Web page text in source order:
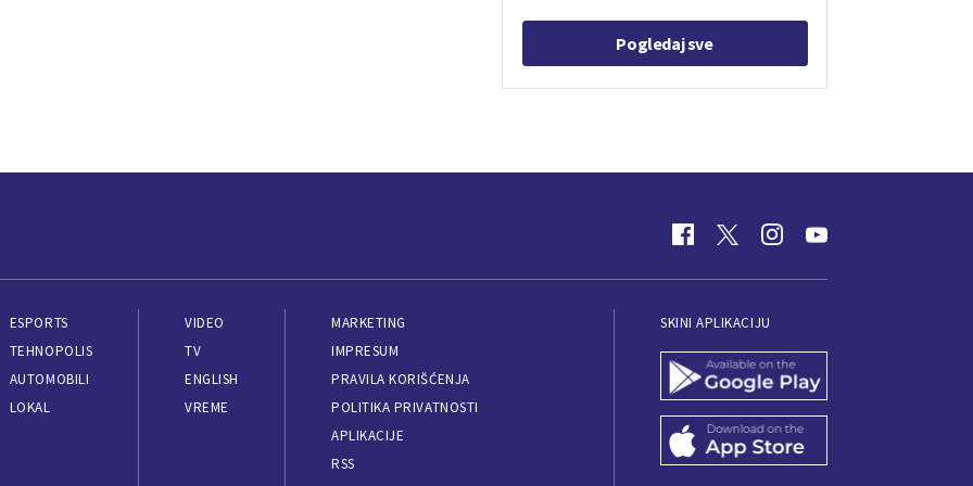
Pogledaj sve
ESPORTS
TEHNOPOLIS
AUTOMOBILI
LOKAL
VIDEO
TV
ENGLISH
VREME
MARKETING
IMPRESUM
PRAVILA KORIŠĆENJA
POLITIKA PRIVATNOSTI
APLIKACIJE
RSS
SKINI APLIKACIJU